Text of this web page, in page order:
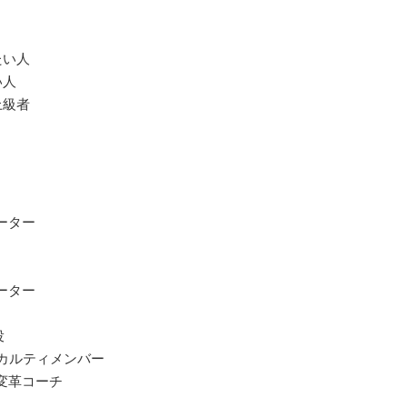
人
者
ター
ター
ルティメンバー
革コーチ